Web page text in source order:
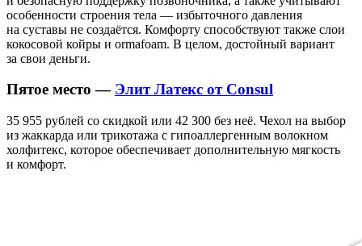
особенности строения тела — избыточного давления
на суставы не создаётся. Комфорту способствуют также слои
кокосовой койры и ormafoam. В целом, достойный вариант
за свои деньги.
Пятое место — Элит Латекс от Consul
35 955 рублей со скидкой или 42 300 без неё. Чехол на выбор
из жаккарда или трикотажа с гипоаллергенным волокном
холфитекс, которое обеспечивает дополнительную мягкость
и комфорт.